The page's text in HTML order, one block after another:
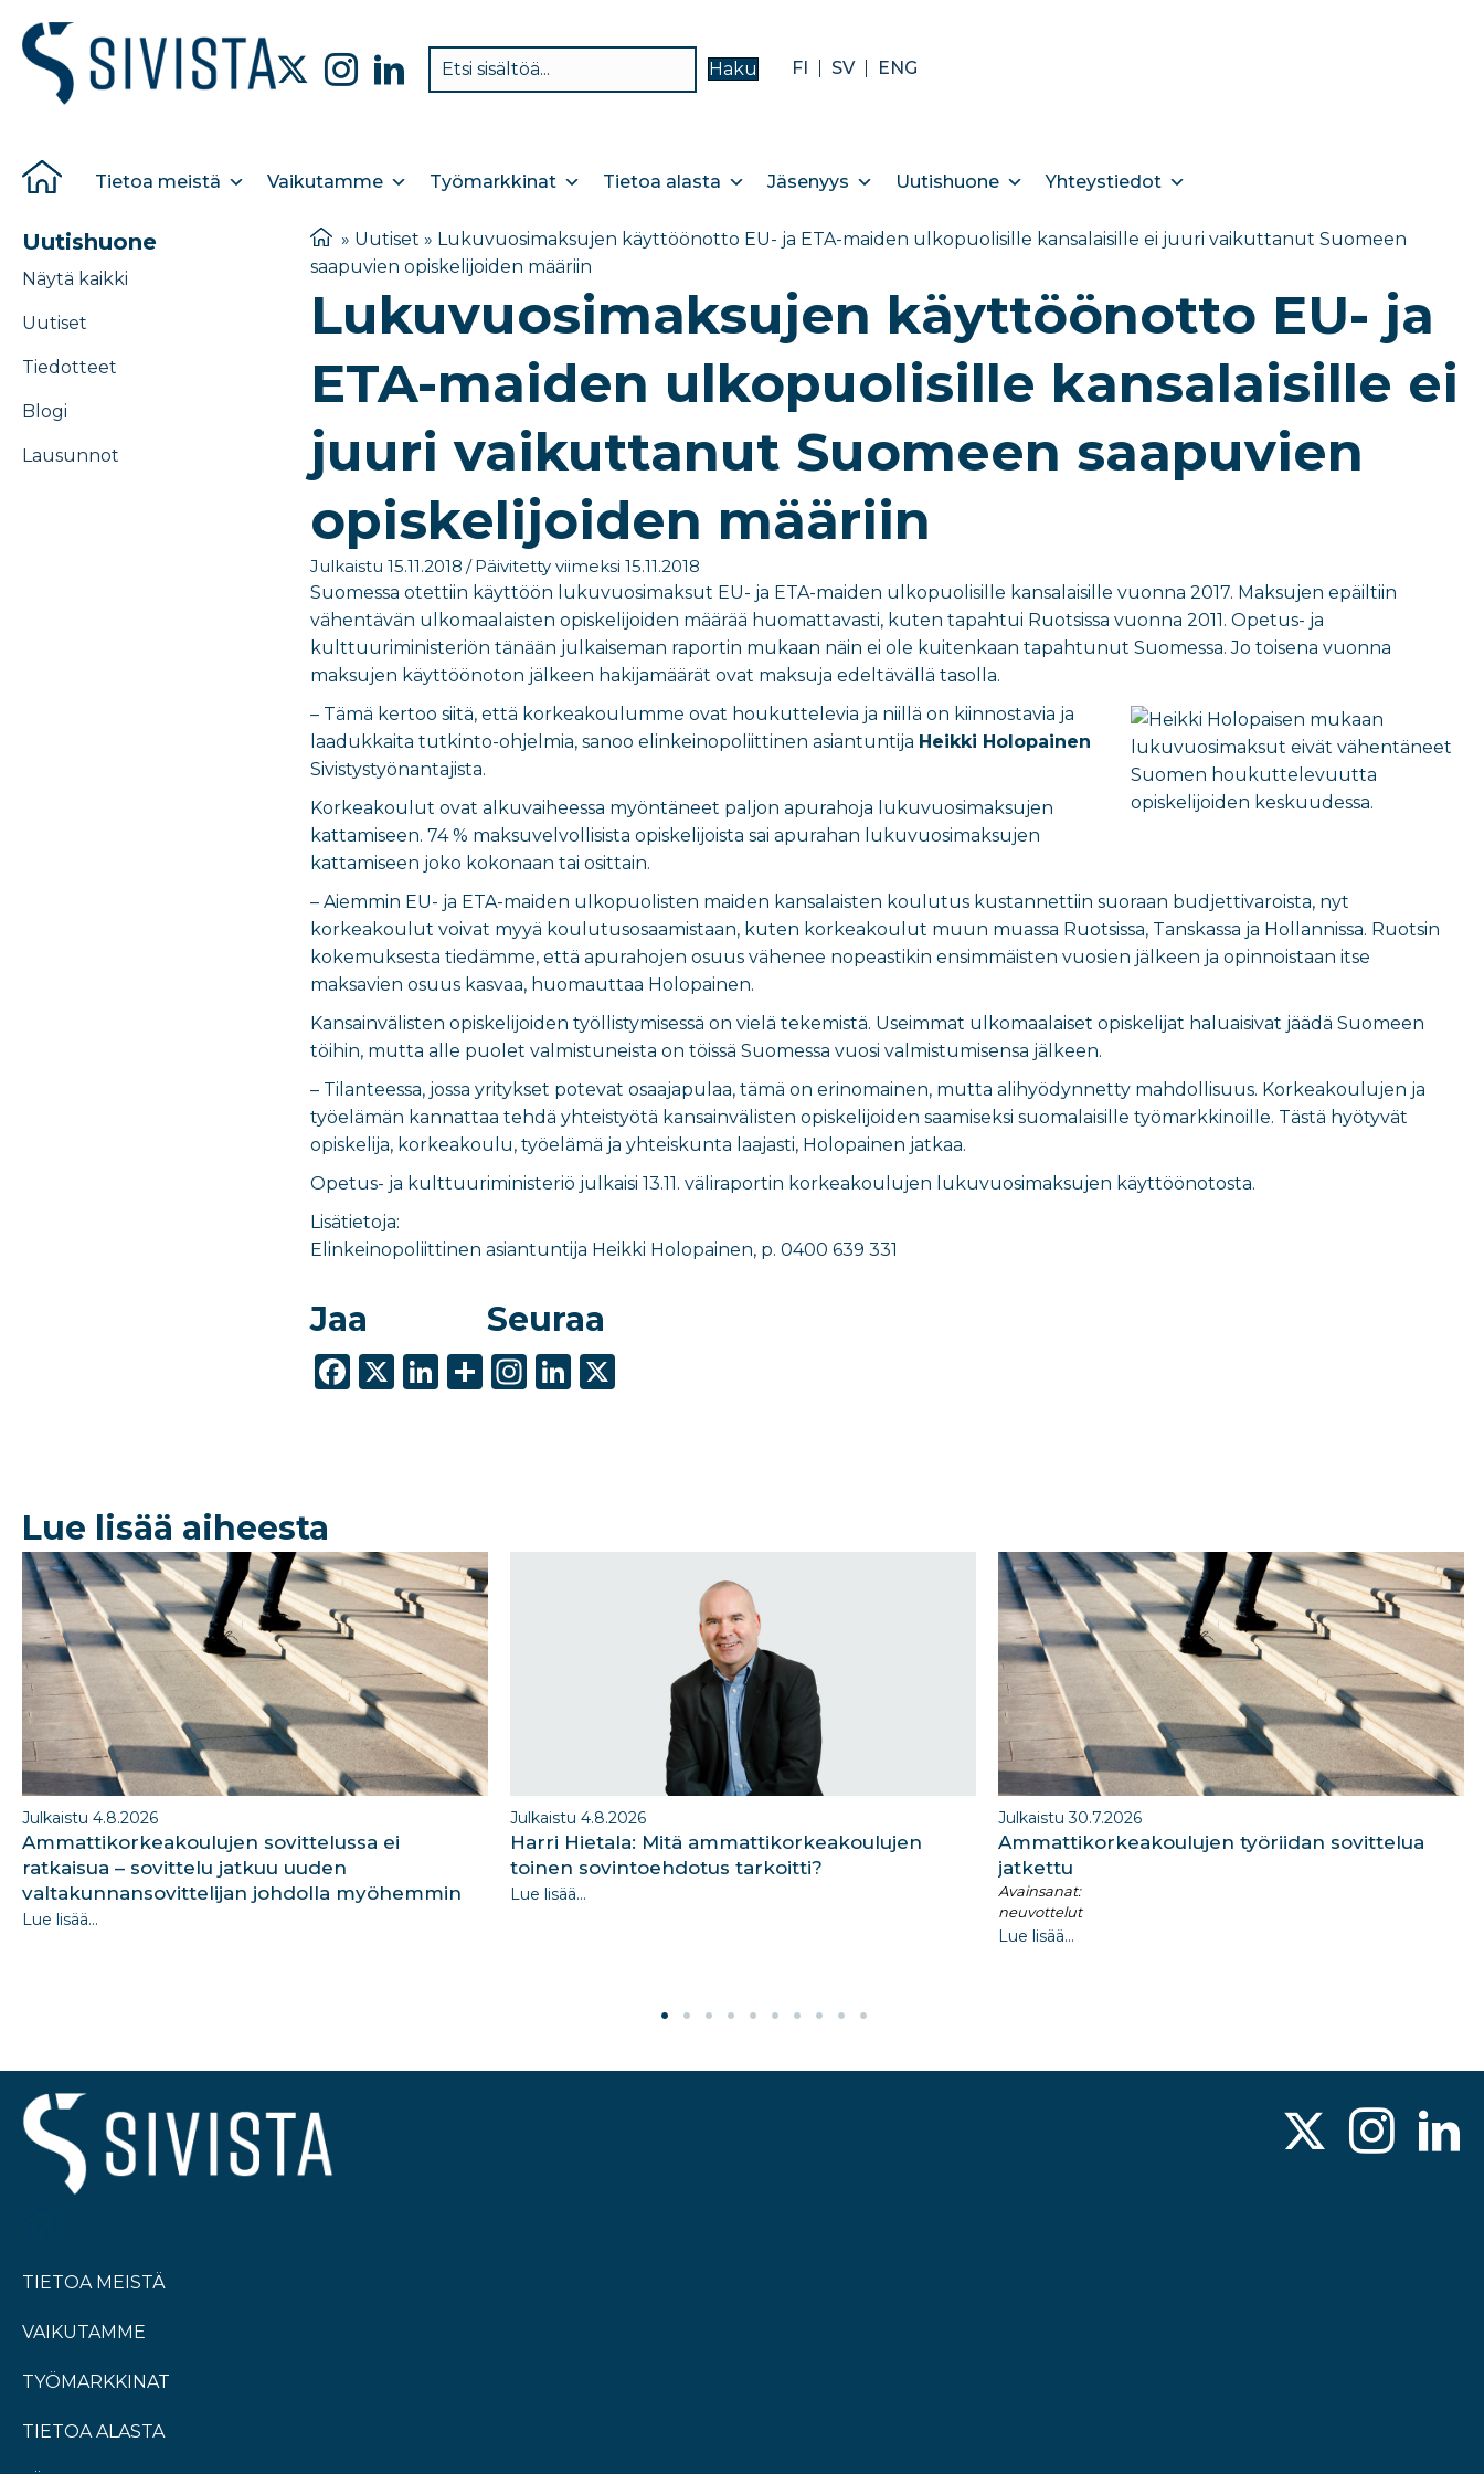
Haku FI SV ENG
Tietoa meistä Vaikutamme Työmarkkinat Tietoa alasta Jäsenyys Uutishuone Yhteystiedot
Uutishuone
Näytä kaikki
Uutiset
Tiedotteet
Blogi
Lausunnot
» Uutiset » Lukuvuosimaksujen käyttöönotto EU- ja ETA-maiden ulkopuolisille kansalaisille ei juuri vaikuttanut Suomeen
saapuvien opiskelijoiden määriin
Lukuvuosimaksujen käyttöönotto EU- ja
ETA-maiden ulkopuolisille kansalaisille ei
juuri vaikuttanut Suomeen saapuvien
opiskelijoiden määriin
Julkaistu 15.11.2018 / Päivitetty viimeksi 15.11.2018
Suomessa otettiin käyttöön lukuvuosimaksut EU- ja ETA-maiden ulkopuolisille kansalaisille vuonna 2017. Maksujen epäiltiin
vähentävän ulkomaalaisten opiskelijoiden määrää huomattavasti, kuten tapahtui Ruotsissa vuonna 2011. Opetus- ja
kulttuuriministeriön tänään julkaiseman raportin mukaan näin ei ole kuitenkaan tapahtunut Suomessa. Jo toisena vuonna
maksujen käyttöönoton jälkeen hakijamäärät ovat maksuja edeltävällä tasolla.
– Tämä kertoo siitä, että korkeakoulumme ovat houkuttelevia ja niillä on kiinnostavia ja
laadukkaita tutkinto-ohjelmia, sanoo elinkeinopoliittinen asiantuntija Heikki Holopainen
Sivistystyönantajista.
Korkeakoulut ovat alkuvaiheessa myöntäneet paljon apurahoja lukuvuosimaksujen
kattamiseen. 74 % maksuvelvollisista opiskelijoista sai apurahan lukuvuosimaksujen
kattamiseen joko kokonaan tai osittain.
– Aiemmin EU- ja ETA-maiden ulkopuolisten maiden kansalaisten koulutus kustannettiin suoraan budjettivaroista, nyt
korkeakoulut voivat myyä koulutusosaamistaan, kuten korkeakoulut muun muassa Ruotsissa, Tanskassa ja Hollannissa. Ruotsin
kokemuksesta tiedämme, että apurahojen osuus vähenee nopeastikin ensimmäisten vuosien jälkeen ja opinnoistaan itse
maksavien osuus kasvaa, huomauttaa Holopainen.
Kansainvälisten opiskelijoiden työllistymisessä on vielä tekemistä. Useimmat ulkomaalaiset opiskelijat haluaisivat jäädä Suomeen
töihin, mutta alle puolet valmistuneista on töissä Suomessa vuosi valmistumisensa jälkeen.
– Tilanteessa, jossa yritykset potevat osaajapulaa, tämä on erinomainen, mutta alihyödynnetty mahdollisuus. Korkeakoulujen ja
työelämän kannattaa tehdä yhteistyötä kansainvälisten opiskelijoiden saamiseksi suomalaisille työmarkkinoille. Tästä hyötyvät
opiskelija, korkeakoulu, työelämä ja yhteiskunta laajasti, Holopainen jatkaa.
Opetus- ja kulttuuriministeriö julkaisi 13.11. väliraportin korkeakoulujen lukuvuosimaksujen käyttöönotosta.
Lisätietoja:
Elinkeinopoliittinen asiantuntija Heikki Holopainen, p. 0400 639 331
Jaa
F
o
o
k
X Li
n
S
Seuraa
In
m
Li
n
X
Lue lisää aiheesta
Julkaistu 4.8.2026
Ammattikorkeakoulujen sovittelussa ei
ratkaisua – sovittelu jatkuu uuden
valtakunnansovittelijan johdolla myöhemmin
Lue lisää...
Julkaistu 4.8.2026
Harri Hietala: Mitä ammattikorkeakoulujen
toinen sovintoehdotus tarkoitti?
Lue lisää...
Julkaistu 30.7.2026
Ammattikorkeakoulujen työriidan sovittelua
jatkettu
Avainsanat:
neuvottelut
Lue lisää...
TIETOA MEISTÄ
VAIKUTAMME
TYÖMARKKINAT
TIETOA ALASTA